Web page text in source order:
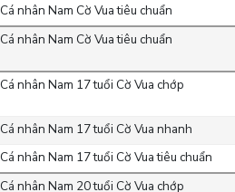
Cá nhân Nam Cờ Vua tiêu chuẩn
Cá nhân Nam Cờ Vua tiêu chuẩn
Cá nhân Nam 17 tuổi Cờ Vua chớp
Cá nhân Nam 17 tuổi Cờ Vua nhanh
Cá nhân Nam 17 tuổi Cờ Vua tiêu chuẩn
Cá nhân Nam 20 tuổi Cờ Vua chớp